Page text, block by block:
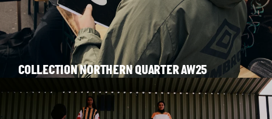
COLLECTION NORTHERN QUARTER AW25